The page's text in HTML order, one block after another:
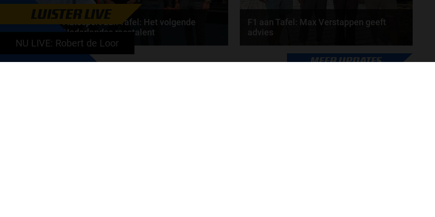
Autosport aan Tafel: Het volgende
Nederlandse racetalent
Hoe klim je naar te top in de racewereld? Wat is er
nodig om alles uit je carrière te halen? En hoe...
F1 aan Tafel: Max Verstappen geeft
advies
Max Verstappen adviseert Red Bull. Gaat George
Russell weg bij Mercedes? En moet de budgetcap...
MEER UPDATES
LUISTER LIVE
NU LIVE: Robert de Loor